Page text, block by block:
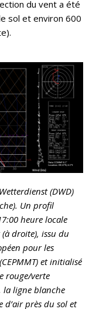
du vent a été
sol et environ 600
(DWD)
Un profil
heure locale
droite), issu du
pour les
et initialisé
rouge/verte
la ligne blanche
d’air près du sol et